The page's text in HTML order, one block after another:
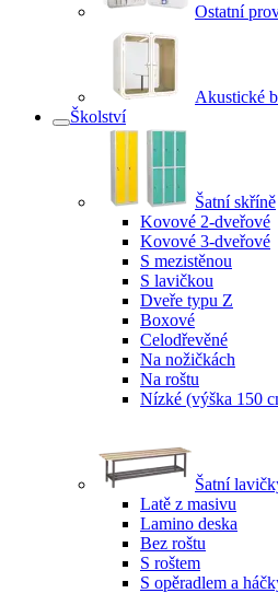
Ostatní
Akustické
Školství
Šatní skříně
Kovové 2-dveřové
Kovové 3-dveřové
S mezistěnou
S lavičkou
Dveře typu Z
Boxové
Celodřevěné
Na nožičkách
Na roštu
Nízké (výška 150
Šatní
Latě z masivu
Lamino deska
Bez roštu
S roštem
S opěradlem a